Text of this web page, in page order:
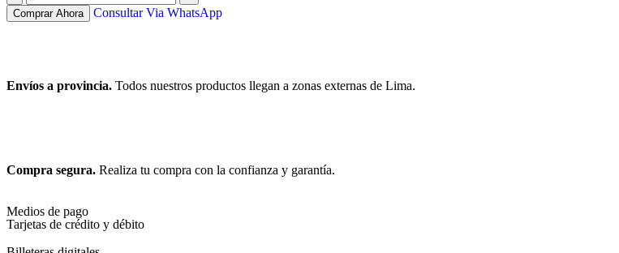
Comprar Ahora Consultar Via WhatsApp
Envíos a provincia. Todos nuestros productos llegan a zonas externas de Lima.
Compra segura. Realiza tu compra con la confianza y garantía.
Medios de pago
Tarjetas de crédito y débito